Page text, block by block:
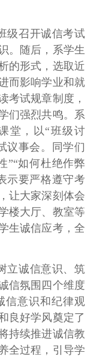
级召开诚信考试
。随后，系学生
的形式，选取近
而影响学业和就
考试规章制度，
们强烈共鸣。系
堂，以“班级讨
议事会。同学们
”“如何杜绝作弊
示要严格遵守考
让大家深刻体会
楼大厅、教室等
生诚信应考，全
立诚信意识、筑
信氛围四个维度
信意识和纪律观
良好学风奠定了
持续推进诚信教
全过程，引导学